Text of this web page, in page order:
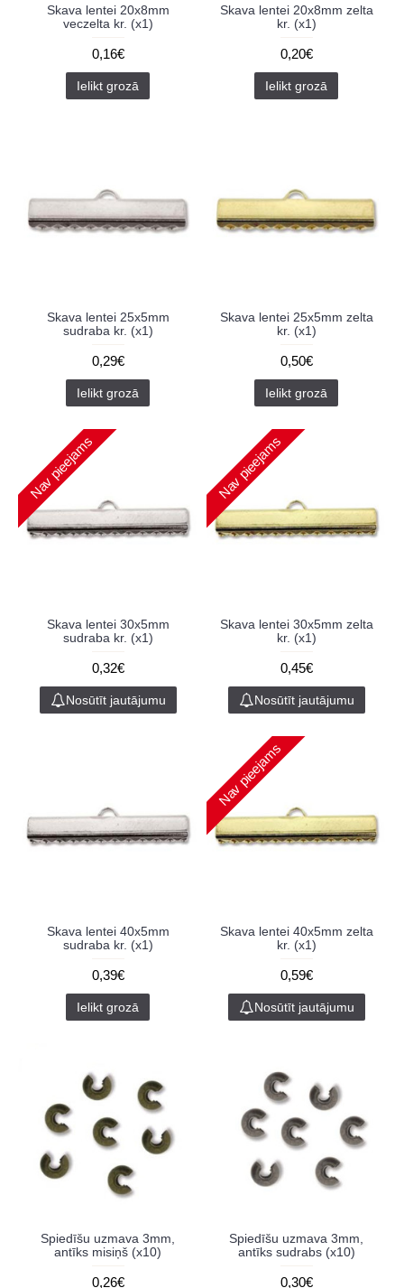
Skava lentei 20x8mm
veczelta kr. (x1)
0,16€
Ielikt grozā
Skava lentei 20x8mm zelta
kr. (x1)
0,20€
Ielikt grozā
Skava lentei 25x5mm
sudraba kr. (x1)
0,29€
Ielikt grozā
Skava lentei 25x5mm zelta
kr. (x1)
0,50€
Ielikt grozā
Nav pieejams
Skava lentei 30x5mm
sudraba kr. (x1)
0,32€
Nosūtīt jautājumu
Nav pieejams
Skava lentei 30x5mm zelta
kr. (x1)
0,45€
Nosūtīt jautājumu
Skava lentei 40x5mm
sudraba kr. (x1)
0,39€
Ielikt grozā
Nav pieejams
Skava lentei 40x5mm zelta
kr. (x1)
0,59€
Nosūtīt jautājumu
Spiedīšu uzmava 3mm,
antīks misiņš (x10)
0,26€
Spiedīšu uzmava 3mm,
antīks sudrabs (x10)
0,30€